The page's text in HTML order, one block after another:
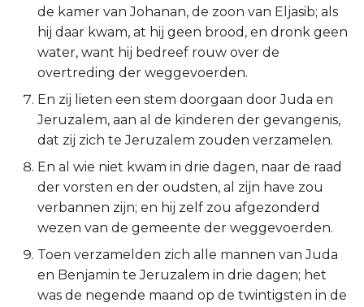
2 Timótheüs
Titus
Hebreeën
Jakobus
1 Petrus
2 Petrus
1 Johannes
de kamer van Johanan, de zoon van Eljasib; als
hij daar kwam, at hij geen brood, en dronk geen
water, want hij bedreef rouw over de
overtreding der weggevoerden.
En zij lieten een stem doorgaan door Juda en
Jeruzalem, aan al de kinderen der gevangenis,
dat zij zich te Jeruzalem zouden verzamelen.
En al wie niet kwam in drie dagen, naar de raad
der vorsten en der oudsten, al zijn have zou
verbannen zijn; en hij zelf zou afgezonderd
wezen van de gemeente der weggevoerden.
Toen verzamelden zich alle mannen van Juda
en Benjamin te Jeruzalem in drie dagen; het
was de negende maand op de twintigsten in de